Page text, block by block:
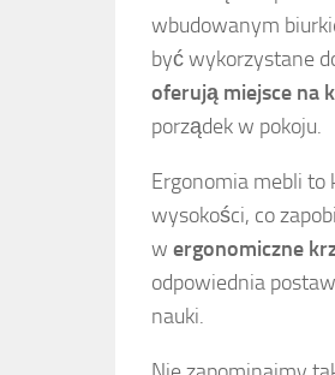
wbudowanym
być wykorzystane
oferują miejsce na
porządek w pokoju.
Ergonomia mebli
wysokości, co
w ergonomiczne
odpowiednia
nauki.